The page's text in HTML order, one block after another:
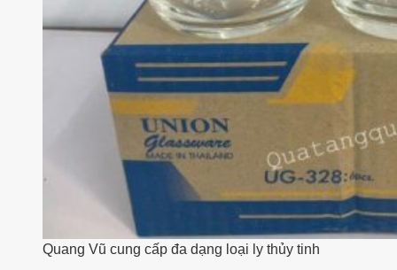
Quang Vũ cung cấp đa dạng loại ly thủy tinh